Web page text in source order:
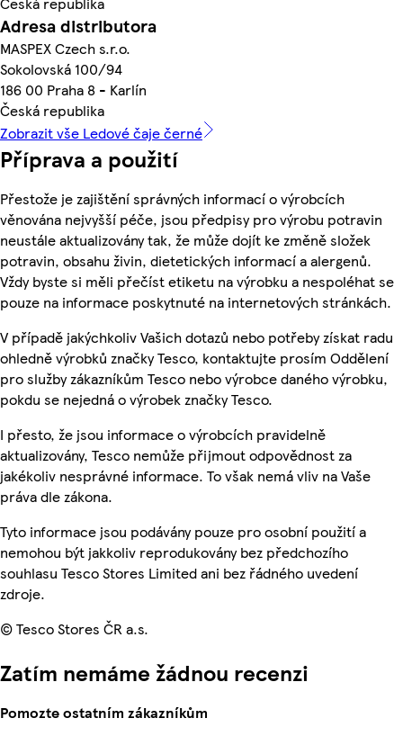
Adresa distributora
MASPEX Czech s.r.o.
Sokolovská 100/94
186 00 Praha 8 - Karlín
Česká republika
Zobrazit vše Ledové čaje černé
Příprava a použití
Přestože je zajištění správných informací o výrobcích
věnována nejvyšší péče, jsou předpisy pro výrobu potravin
neustále aktualizovány tak, že může dojít ke změně složek
potravin, obsahu živin, dietetických informací a alergenů.
Vždy byste si měli přečíst etiketu na výrobku a nespoléhat se
pouze na informace poskytnuté na internetových stránkách.
V případě jakýchkoliv Vašich dotazů nebo potřeby získat radu
ohledně výrobků značky Tesco, kontaktujte prosím Oddělení
pro služby zákazníkům Tesco nebo výrobce daného výrobku,
pokdu se nejedná o výrobek značky Tesco.
I přesto, že jsou informace o výrobcích pravidelně
aktualizovány, Tesco nemůže přijmout odpovědnost za
jakékoliv nesprávné informace. To však nemá vliv na Vaše
práva dle zákona.
Tyto informace jsou podávány pouze pro osobní použití a
nemohou být jakkoliv reprodukovány bez předchozího
souhlasu Tesco Stores Limited ani bez řádného uvedení
zdroje.
© Tesco Stores ČR a.s.
Zatím nemáme žádnou recenzi
Pomozte ostatním zákazníkům